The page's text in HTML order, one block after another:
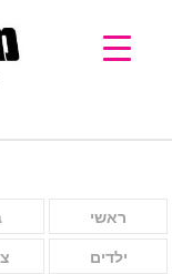
ראשי
ילדים